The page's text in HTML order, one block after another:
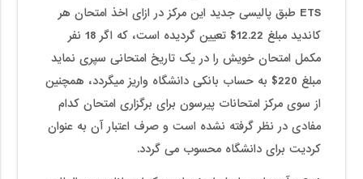
ETS طبق پالیسی جدید این مرکز در ازای اخذ امتحان هر
کاندید مبلغ 12.22$ تعیین گردیده است، که اگر 18 نفر
مکمل امتحان خویش را در یک تاریخ امتحانی سپری نماید
مبلغ 220$ به حساب بانکی دانشگاه واریز میگردد، همچنین
از سوی مرکز امتحانات پیرسون برای برگزاری امتحان کدام
مفادی در نظر گرفته نشده است و صرف اعتبار آن به عنوان
کردیت برای دانشگاه محسوب می گردد.